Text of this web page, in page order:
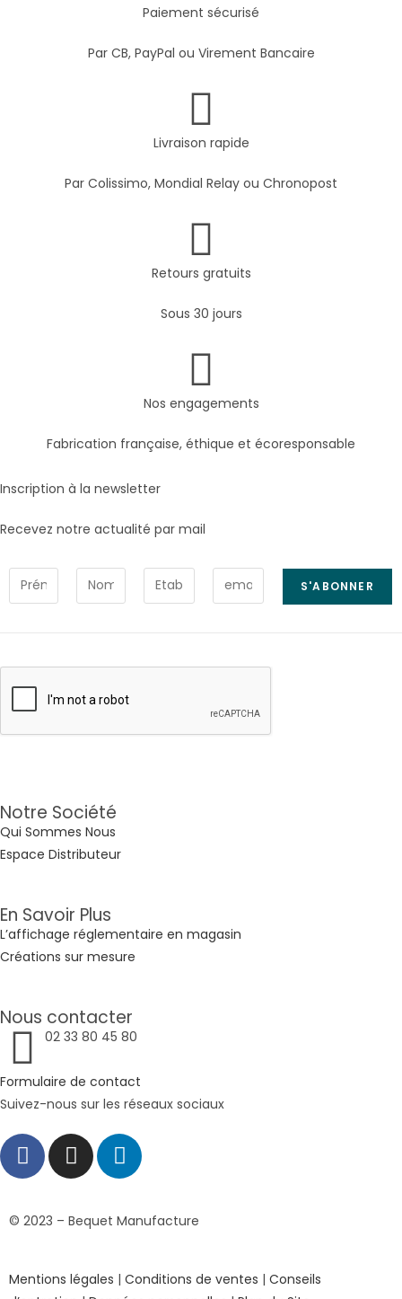
Paiement sécurisé
Par CB, PayPal ou Virement Bancaire
Livraison rapide
Par Colissimo, Mondial Relay ou Chronopost
Retours gratuits
Sous 30 jours
Nos engagements
Fabrication française, éthique et écoresponsable
Inscription à la newsletter
Recevez notre actualité par mail
Notre Société
Qui Sommes Nous
Espace Distributeur
En Savoir Plus
L’affichage réglementaire en magasin
Créations sur mesure
Nous contacter
02 33 80 45 80
Formulaire de contact
Suivez-nous sur les réseaux sociaux
© 2023 – Bequet Manufacture
Mentions légales | Conditions de ventes | Conseils